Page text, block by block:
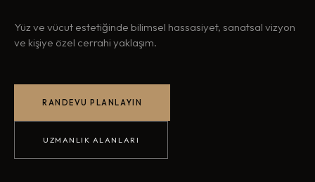
Yüz ve vücut estetiğinde bilimsel hassasiyet, sanatsal vizyon
ve kişiye özel cerrahi yaklaşım.
RANDEVU PLANLAYIN
UZMANLIK ALANLARI